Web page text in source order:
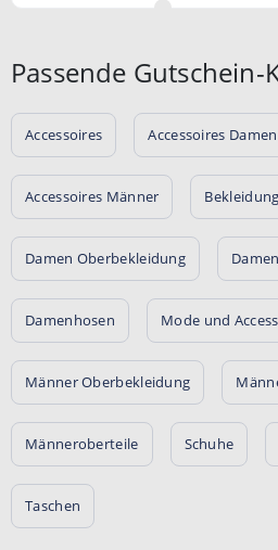
Passende Gutschein-
Accessoires Accessoires Damen
Accessoires Männer Bekleidung
Damen Oberbekleidung
Damenhosen Mode und
Männer Oberbekleidung
Männeroberteile Schuhe
Taschen